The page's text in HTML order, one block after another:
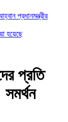
প্রধানমন্ত্রীর
হয়েছে
প্রতি